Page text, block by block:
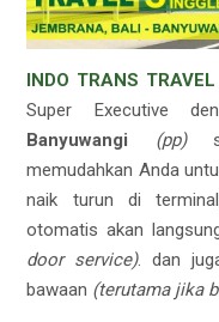
INDO TRANS TRAVEL
Super Executive
Banyuwangi
(pp)
memudahkan Anda
naik turun di
otomatis akan
door service). dan
bawaan (terutama jika